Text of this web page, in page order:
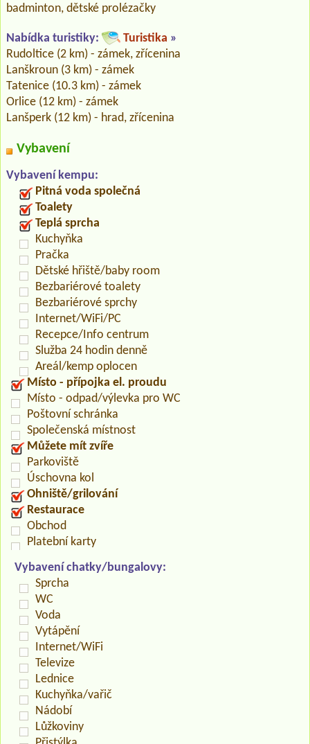
badminton, dětské prolézačky
Nabídka turistiky: Turistika »
Rudoltice (2 km) - zámek, zřícenina
Lanškroun (3 km) - zámek
Tatenice (10.3 km) - zámek
Orlice (12 km) - zámek
Lanšperk (12 km) - hrad, zřícenina
Vybavení
Vybavení kempu:
Pitná voda společná
Toalety
Teplá sprcha
Kuchyňka
Pračka
Dětské hřiště/baby room
Bezbariérové toalety
Bezbariérové sprchy
Internet/WiFi/PC
Recepce/Info centrum
Služba 24 hodin denně
Areál/kemp oplocen
Místo - přípojka el. proudu
Místo - odpad/výlevka pro WC
Poštovní schránka
Společenská místnost
Můžete mít zvíře
Parkoviště
Úschovna kol
Ohniště/grilování
Restaurace
Obchod
Platební karty
Vybavení chatky/bungalovy:
Sprcha
WC
Voda
Vytápění
Internet/WiFi
Televize
Lednice
Kuchyňka/vařič
Nádobí
Lůžkoviny